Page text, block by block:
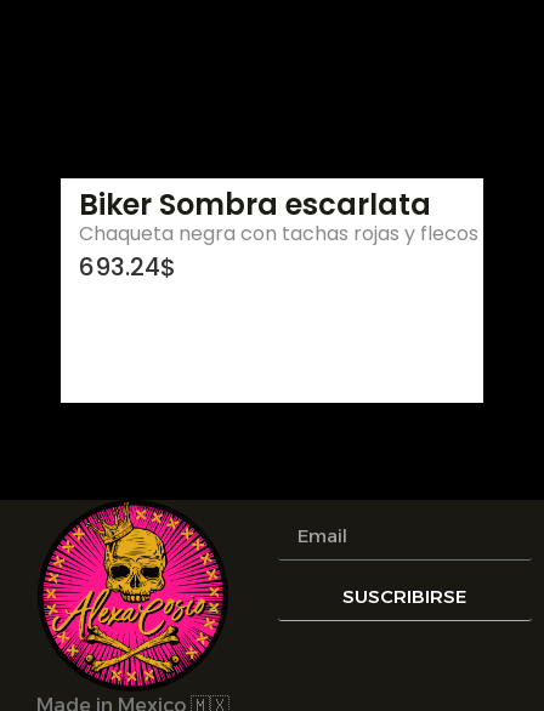
Biker Sombra escarlata
Chaqueta negra con tachas rojas y flecos
693.24$
Made in Mexico 🇲🇽
SUSCRIBIRSE